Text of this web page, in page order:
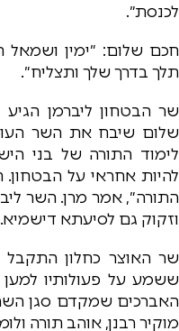
לכנסת״.
חכם שלום: ״ימין ושמאל
תלך בדרך שלך ותצליח״.
שר הבטחון ליברמן הגיע
שלום שיבח את השר
לימוד התורה של בני
להיות אחראי על
התורה״, אמר מרן. השר
וזקוק גם לסיעתא
שר האוצר כחלון
ששמע על פעולותיו
האברכים שמקדם סגן השר
מוקיר רבנן, אוהב תורה